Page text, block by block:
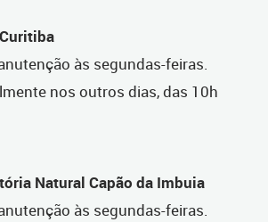
às segundas-feiras.
nos outros dias, das 10h
Natural Capão da Imbuia
às segundas-feiras.